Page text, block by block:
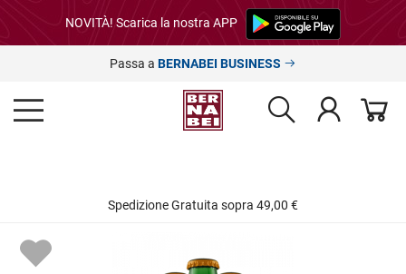
NOVITÀ! Scarica la nostra APP
Passa a BERNABEI BUSINESS
Spedizione Gratuita sopra 49,00 €